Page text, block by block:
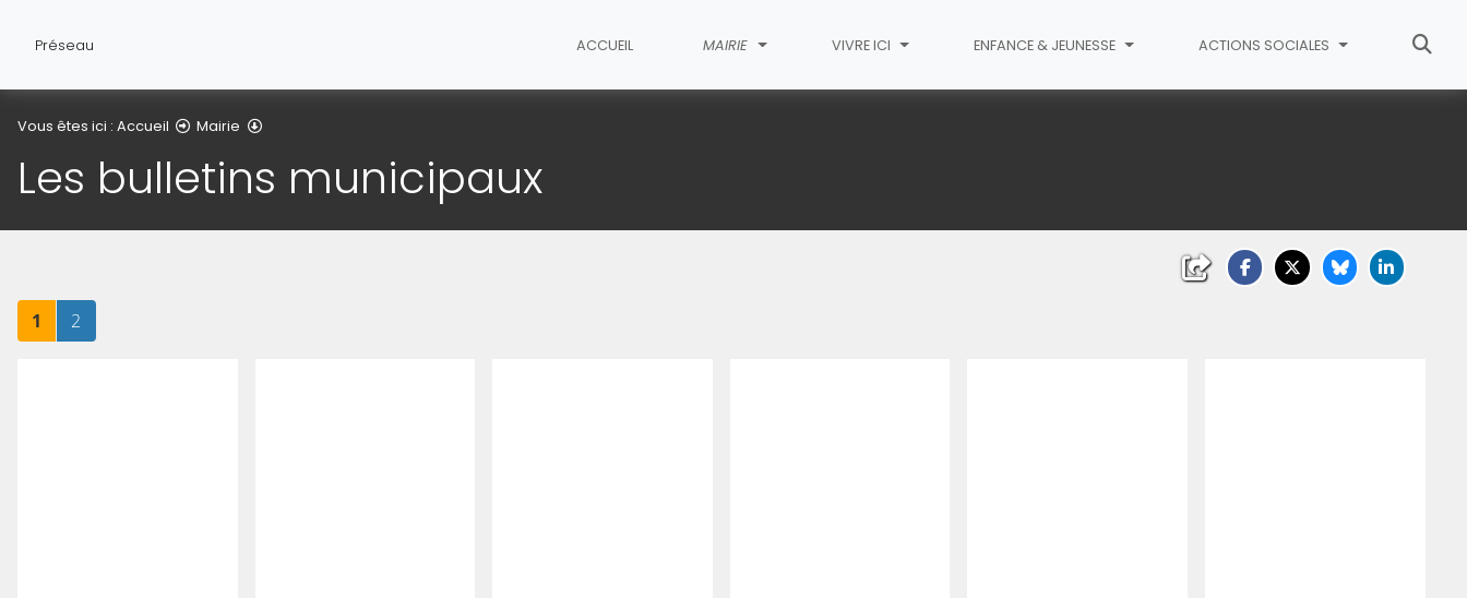
Préseau ACCUEIL MAIRIE VIVRE ICI ENFANCE & JEUNESSE ACTIONS SOCIALES
Vous êtes ici : Accueil Mairie
Les bulletins municipaux
Page
1 sur 2Page
2